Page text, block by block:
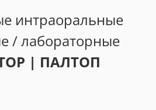
интраоральные
/ лабораторные
| ПАЛТОП